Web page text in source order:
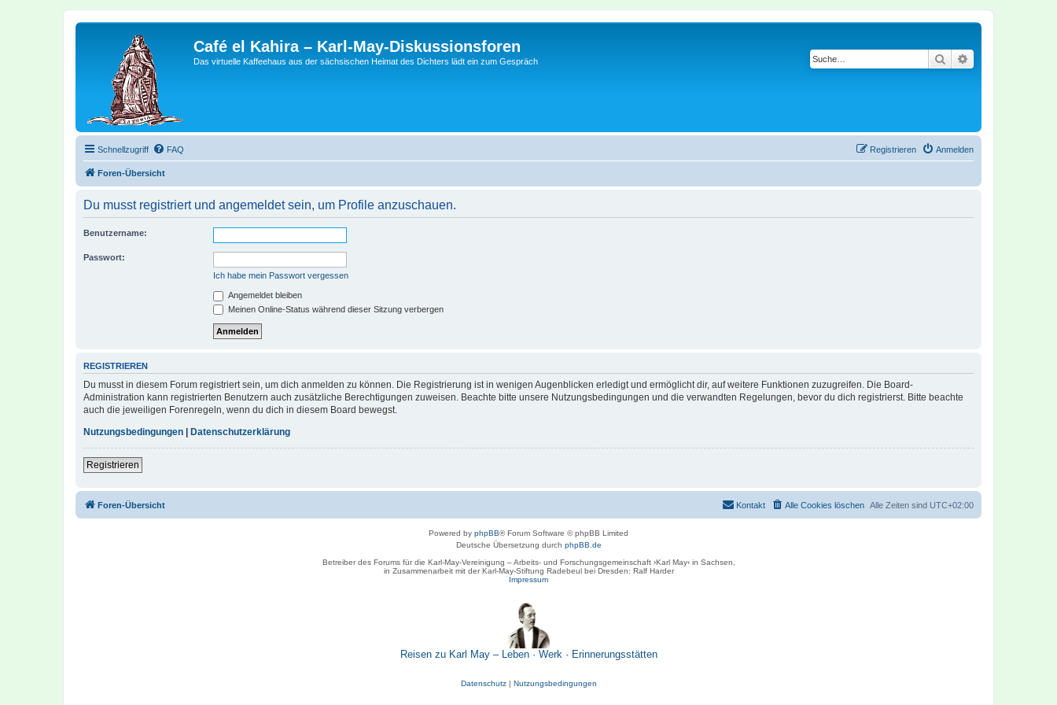
Café el Kahira – Karl-May-Diskussionsforen
Das virtuelle Kaffeehaus aus der sächsischen Heimat des Dichters lädt ein zum Gespräch Suche
Schnellzugriff FAQ Anmelden
Registrieren
Foren-Übersicht
Du musst registriert und angemeldet sein, um Profile anzuschauen.
Benutzername:
Passwort:
Ich habe mein Passwort vergessen
Angemeldet bleiben
Meinen Online-Status während dieser Sitzung verbergen
REGISTRIEREN
Du musst in diesem Forum registriert sein, um dich anmelden zu können. Die Registrierung ist in wenigen Augenblicken erledigt und ermöglicht dir, auf weitere Funktionen zuzugreifen. Die Board-
Administration kann registrierten Benutzern auch zusätzliche Berechtigungen zuweisen. Beachte bitte unsere Nutzungsbedingungen und die verwandten Regelungen, bevor du dich registrierst. Bitte beachte
auch die jeweiligen Forenregeln, wenn du dich in diesem Board bewegst.
Nutzungsbedingungen | Datenschutzerklärung
Registrieren
Foren-Übersicht Alle Zeiten sind UTC+02:00
Alle Cookies löschen
Kontakt
Powered by phpBB® Forum Software © phpBB Limited
Deutsche Übersetzung durch phpBB.de
Betreiber des Forums für die Karl-May-Vereinigung – Arbeits- und Forschungsgemeinschaft ›Karl May‹ in Sachsen,
in Zusammenarbeit mit der Karl-May-Stiftung Radebeul bei Dresden: Ralf Harder
Impressum
Reisen zu Karl May – Leben · Werk · Erinnerungsstätten
Datenschutz| Nutzungsbedingungen